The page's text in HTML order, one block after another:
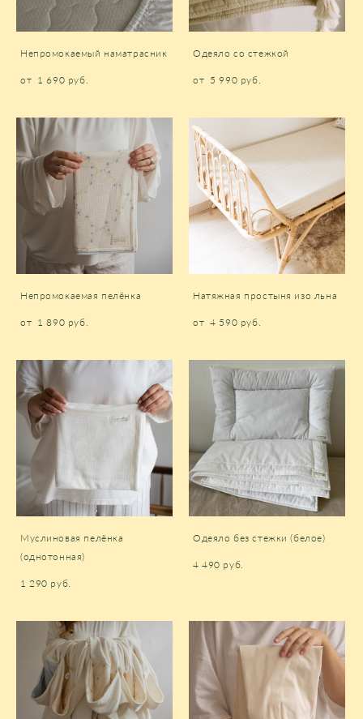
Непромокаемый наматрасник
от 1 690 pуб.
Одеяло со стежкой
от 5 990 pуб.
Непромокаемая пелёнка
от 1 890 pуб.
Натяжная простыня изо льна
от 4 590 pуб.
Муслиновая пелёнка
(однотонная)
1 290 pуб.
Одеяло без стежки (белое)
4 490 pуб.